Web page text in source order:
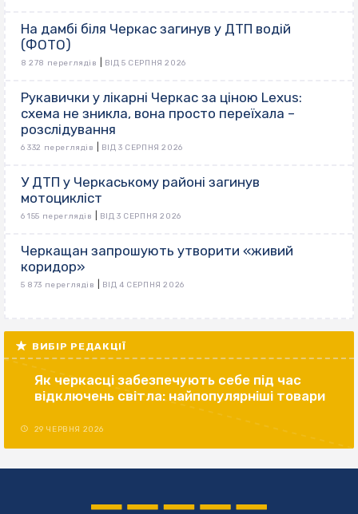
На дамбі біля Черкас загинув у ДТП водій
(ФОТО)
8 278 переглядів ВІД 5 СЕРПНЯ 2026
Рукавички у лікарні Черкас за ціною Lexus:
схема не зникла, вона просто переїхала –
розслідування
6 332 переглядів ВІД 3 СЕРПНЯ 2026
У ДТП у Черкаському районі загинув
мотоцикліст
6 155 переглядів ВІД 3 СЕРПНЯ 2026
Черкащан запрошують утворити «живий
коридор»
5 873 переглядів ВІД 4 СЕРПНЯ 2026
ВИБІР РЕДАКЦІЇ
Як черкасці забезпечують себе під час
відключень світла: найпопулярніші товари
29 ЧЕРВНЯ 2026